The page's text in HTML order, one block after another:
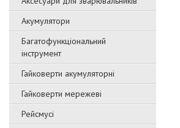
Акумулятори
Багатофункціональний
інструмент
Гайковерти акумуляторні
Гайковерти мережеві
Рейсмусі